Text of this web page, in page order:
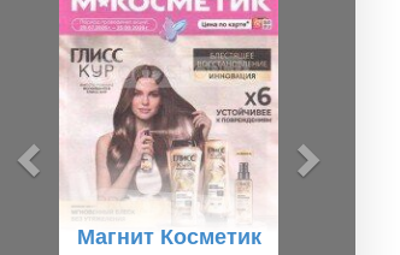
«Филадельфия»
770 руб.
Шашлык в лаваше
Магнит Косметик